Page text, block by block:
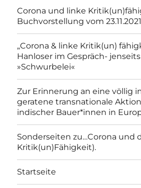
Corona und linke
Buchvorstellung vom 23.11.2021
„Corona & linke Kritik(un)
Hanloser im Gespräch-
»Schwurbelei«
Zur Erinnerung an eine völlig
geratene transnationale Aktion
indischer Bauer*innen in
Sonderseiten zu…Corona und
Kritik(un)Fähigkeit).
Startseite